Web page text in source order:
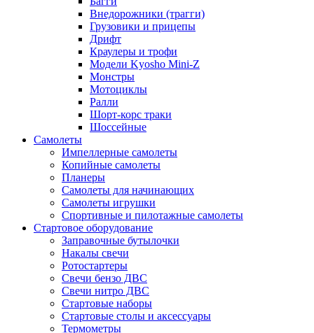
Внедорожники (трагги)
Грузовики и прицепы
Дрифт
Краулеры и трофи
Модели Kyosho Mini-Z
Монстры
Мотоциклы
Ралли
Шорт-корс траки
Шоссейные
Самолеты
Импеллерные самолеты
Копийные самолеты
Планеры
Самолеты для начинающих
Самолеты игрушки
Спортивные и пилотажные самолеты
Стартовое оборудование
Заправочные бутылочки
Накалы свечи
Ротостартеры
Свечи бензо ДВС
Свечи нитро ДВС
Стартовые наборы
Стартовые столы и аксессуары
Термометры